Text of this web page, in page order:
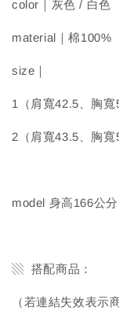
color｜灰色 / 白色
material｜棉100%
size｜
1（肩寬42.5、胸寬
2（肩寬43.5、胸寬
model 身高166公
▧ 搭配商品：
（若連結失效表示